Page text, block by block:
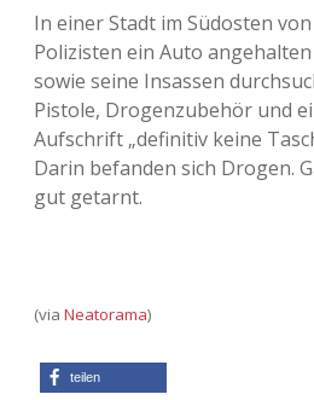
Nur mal
Täglicher
facebook
instagram
rss
In einer Stadt im Südosten
Polizisten ein Auto
sowie seine Insassen
Pistole, Drogenzubehör und
Aufschrift „definitiv keine
Darin befanden sich Drogen.
gut getarnt.
(via Neatorama)
teilen